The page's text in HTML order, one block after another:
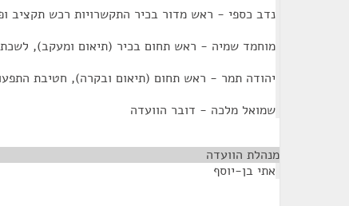
נדב כספי - ראש מדור בכיר התקשרויות רכש תקציב
מוחמד שמיה - ראש תחום בכיר (תיאום ומעקב),
יהודה תמר - ראש תחום (תיאום ובקרה), חטיבת
שמואל מלכה - דובר הוועדה
מנהלת הוועדה
אתי בן-יוסף